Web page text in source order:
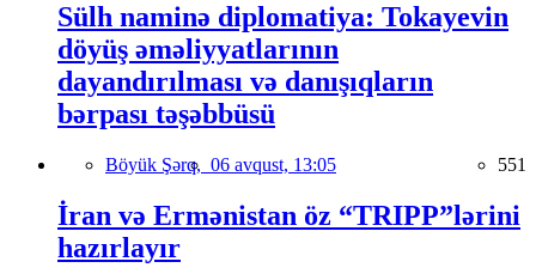
Sülh naminə diplomatiya: Tokayevin
döyüş əməliyyatlarının
dayandırılması və danışıqların
bərpası təşəbbüsü
Böyük Şərq, 06 avqust, 13:05 551
İran və Ermənistan öz “TRIPP”lərini
hazırlayır